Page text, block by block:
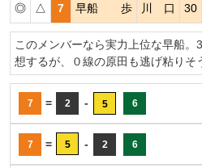
◎ △ 7 早船 歩 川 口 30
このメンバーなら実力上位な早船
想するが、０線の原田も逃げ粘りそ
7 = 2 - 5 6
7 = 5 - 2 6